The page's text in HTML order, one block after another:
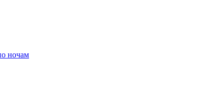
ночам